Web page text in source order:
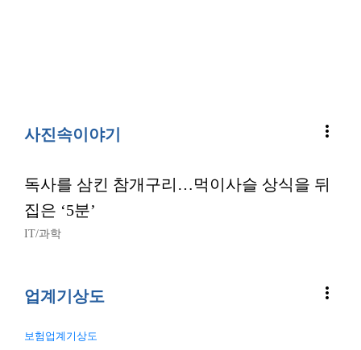
사진속이야기 more_vert
독사를 삼킨 참개구리…먹이사슬 상식을 뒤
집은 ‘5분’
IT/과학
업계기상도 more_vert
보험업계기상도